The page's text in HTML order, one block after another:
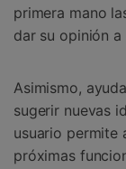
primera mano
dar su opinión
Asimismo,
sugerir nuevas
usuario permite
próximas